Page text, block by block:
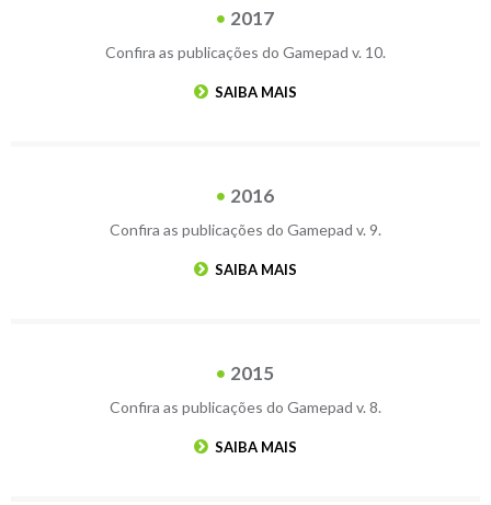
2017
Confira as publicações do Gamepad v. 10.
SAIBA MAIS
2016
Confira as publicações do Gamepad v. 9.
SAIBA MAIS
2015
Confira as publicações do Gamepad v. 8.
SAIBA MAIS